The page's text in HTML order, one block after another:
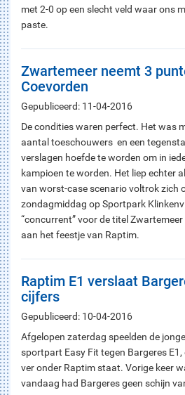
met 2-0 op een slecht veld waar ons
paste.
Zwartemeer neemt 3
Coevorden
Gepubliceerd: 11-04-2016
De condities waren perfect. Het was
aantal toeschouwers en een
verslagen hoefde te worden om in
kampioen te worden. Het liep echter
van worst-case scenario voltrok zich
zondagmiddag op Sportpark
“concurrent” voor de titel
aan het feestje van Raptim.
Raptim E1 verslaat
cijfers
Gepubliceerd: 10-04-2016
Afgelopen zaterdag speelden de
sportpart Easy Fit tegen Bargeres E1,
ver onder Raptim staat. Vorige keer
vandaag had Bargeres geen schijn